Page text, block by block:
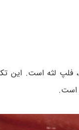
فلپ لثه است. این
است.